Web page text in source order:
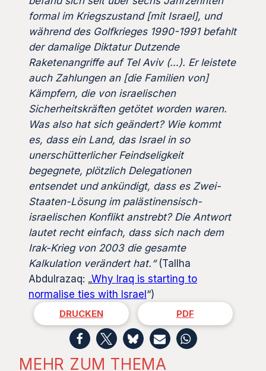
formal im Kriegszustand [mit Israel], und
während des Golfkrieges 1990-1991 befahlt
der damalige Diktatur Dutzende
Raketenangriffe auf Tel Aviv (…). Er leistete
auch Zahlungen an [die Familien von]
Kämpfern, die von israelischen
Sicherheitskräften getötet worden waren.
Was also hat sich geändert? Wie kommt
es, dass ein Land, das Israel in so
unerschütterlicher Feindseligkeit
begegnete, plötzlich Delegationen
entsendet und ankündigt, dass es Zwei-
Staaten-Lösung im palästinensisch-
israelischen Konflikt anstrebt? Die Antwort
lautet recht einfach, dass sich nach dem
Irak-Krieg von 2003 die gesamte
Kalkulation verändert hat.“(Tallha
Abdulrazaq: „Why Iraq is starting to
normalise ties with Israel“)
DRUCKEN PDF
MEHR ZUM THEMA